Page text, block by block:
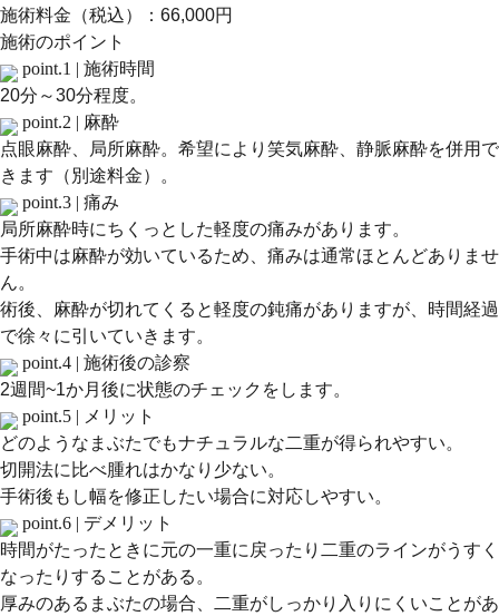
施術料金（税込）：66,000円
施術のポイント
point.1 | 施術時間
20分～30分程度。
point.2 | 麻酔
点眼麻酔、局所麻酔。希望により笑気麻酔、静脈麻酔を併用で
きます（別途料金）。
point.3 | 痛み
局所麻酔時にちくっとした軽度の痛みがあります。
手術中は麻酔が効いているため、痛みは通常ほとんどありませ
ん。
術後、麻酔が切れてくると軽度の鈍痛がありますが、時間経過
で徐々に引いていきます。
point.4 | 施術後の診察
2週間~1か月後に状態のチェックをします。
point.5 | メリット
どのようなまぶたでもナチュラルな二重が得られやすい。
切開法に比べ腫れはかなり少ない。
手術後もし幅を修正したい場合に対応しやすい。
point.6 | デメリット
時間がたったときに元の一重に戻ったり二重のラインがうすく
なったりすることがある。
厚みのあるまぶたの場合、二重がしっかり入りにくいことがあ